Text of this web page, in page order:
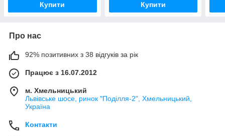
Купити Купити
Про нас
92% позитивних з 38 відгуків за рік
Працює з 16.07.2012
м. Хмельницький
Львівське шосе, ринок "Поділля-2", Хмельницький,
Україна
Контакти